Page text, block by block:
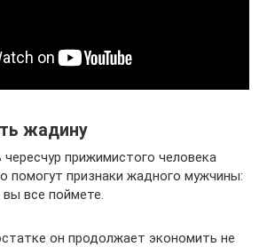
жадину
прижимистого человека
помогут признаки жадного мужчины:
все поймете.
он продолжает экономить не